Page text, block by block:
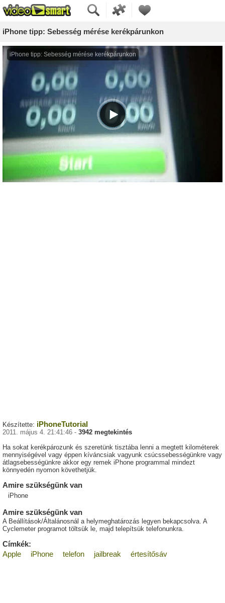
iPhone tipp: Sebesség mérése kerékpárunkon
Készítette: iPhoneTutorial
2011. május 4. 21:41:46 - 3942 megtekintés
Ha sokat kerékpározunk és szeretünk tisztába lenni a megtett kilométerek
mennyiségével vagy éppen kíváncsiak vagyunk csúcssebességünkre vagy
átlagsebességünkre akkor egy remek iPhone programmal mindezt
könnyedén nyomon követhetjük.
Amire szükségünk van
iPhone
Amire szükségünk van
A Beállítások/Általánosnál a helymeghatározás legyen bekapcsolva. A
Cyclemeter programot töltsük le, majd telepítsük telefonunkra.
Címkék:
Apple
iPhone telefon jailbreak értesítősáv